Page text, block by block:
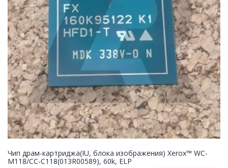
Чип драм-картриджа(IU, блока изображения) Xerox™ WC-
M118/СС-С118(013R00589), 60k, ELP